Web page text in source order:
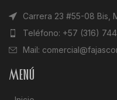
Carrera 23 #55-08 Bis,
Teléfono: +57 (316)
Mail:
Menú